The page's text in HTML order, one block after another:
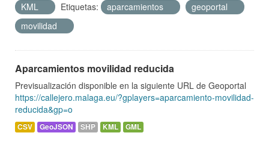
KML
Etiquetas: aparcamientos
geoportal
movilidad
Aparcamientos movilidad reducida
Previsualización disponible en la siguiente URL de Geoportal
https://callejero.malaga.eu/?gplayers=aparcamiento-movilidad-
reducida&gp=o
CSV GeoJSON SHP KML GML